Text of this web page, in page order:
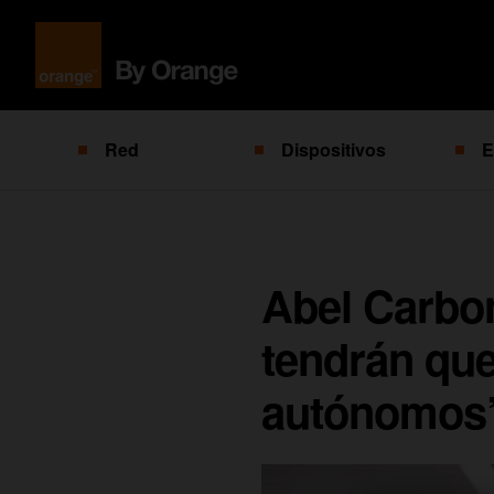
Red Dispositivos
Abel
tendrán